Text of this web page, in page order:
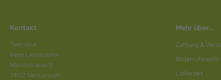
Kontakt
Teecultur
Irene Leinmueller
Marktstrasse 11
74172 Neckarsulm
Mehr über...
Zahlung &
Widerrufsrecht
Lieferzeit